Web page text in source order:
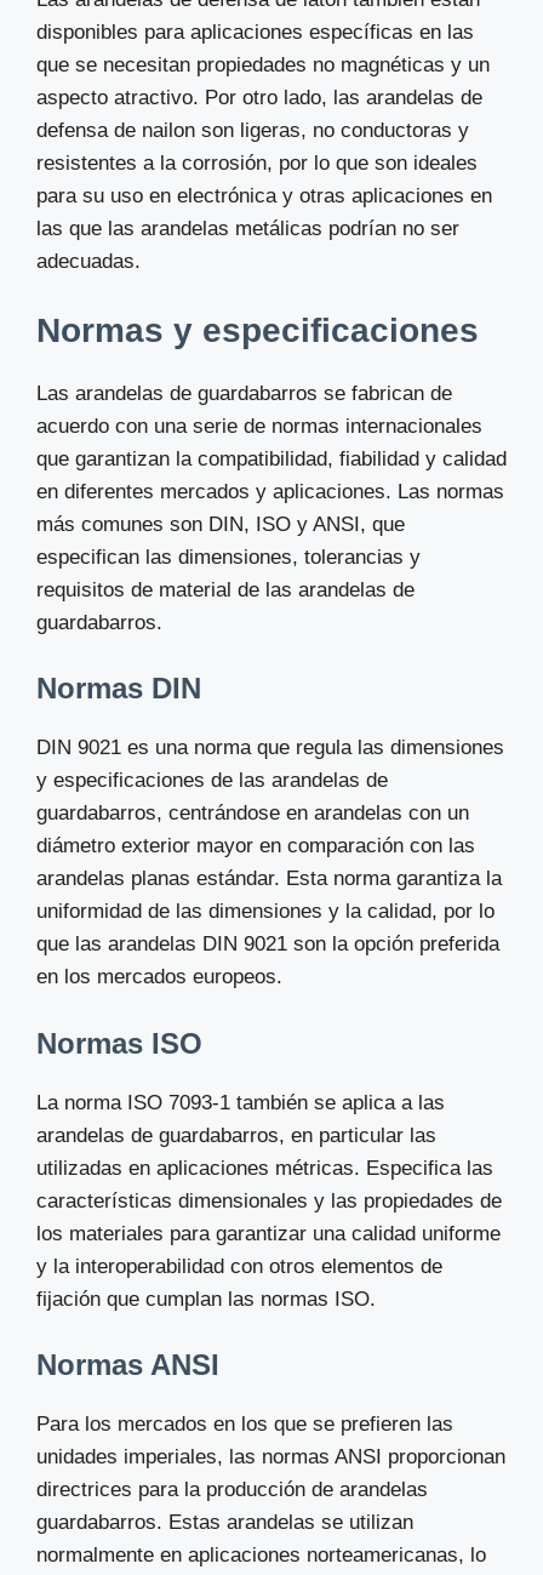
disponibles para aplicaciones específicas en las
que se necesitan propiedades no magnéticas y un
aspecto atractivo. Por otro lado, las arandelas de
defensa de nailon son ligeras, no conductoras y
resistentes a la corrosión, por lo que son ideales
para su uso en electrónica y otras aplicaciones en
las que las arandelas metálicas podrían no ser
adecuadas.
Normas y especificaciones
Las arandelas de guardabarros se fabrican de
acuerdo con una serie de normas internacionales
que garantizan la compatibilidad, fiabilidad y calidad
en diferentes mercados y aplicaciones. Las normas
más comunes son DIN, ISO y ANSI, que
especifican las dimensiones, tolerancias y
requisitos de material de las arandelas de
guardabarros.
Normas DIN
DIN 9021 es una norma que regula las dimensiones
y especificaciones de las arandelas de
guardabarros, centrándose en arandelas con un
diámetro exterior mayor en comparación con las
arandelas planas estándar. Esta norma garantiza la
uniformidad de las dimensiones y la calidad, por lo
que las arandelas DIN 9021 son la opción preferida
en los mercados europeos.
Normas ISO
La norma ISO 7093-1 también se aplica a las
arandelas de guardabarros, en particular las
utilizadas en aplicaciones métricas. Especifica las
características dimensionales y las propiedades de
los materiales para garantizar una calidad uniforme
y la interoperabilidad con otros elementos de
fijación que cumplan las normas ISO.
Normas ANSI
Para los mercados en los que se prefieren las
unidades imperiales, las normas ANSI proporcionan
directrices para la producción de arandelas
guardabarros. Estas arandelas se utilizan
normalmente en aplicaciones norteamericanas, lo